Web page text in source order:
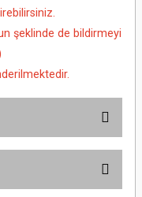
şeklinde de bildirmeyi